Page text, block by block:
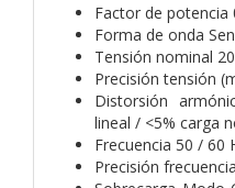
Factor de potencia
Forma de onda
Tensión nominal
Precisión tensión
Distorsión
lineal / <5% carga
Frecuencia 50 / 60
Precisión